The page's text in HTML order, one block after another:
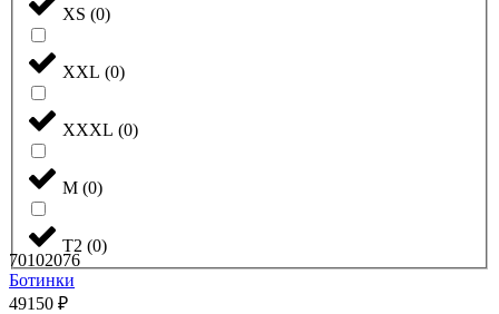
XS (0)
XXL (0)
XXXL (0)
М (0)
Т2 (0)
70102076
Ботинки
49150 ₽